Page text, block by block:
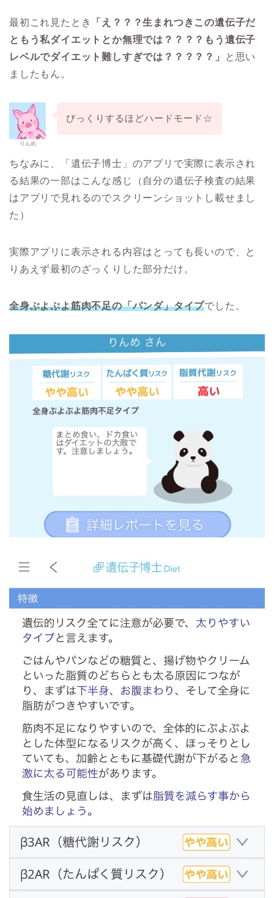
最初これ見たとき
「え？？？生まれつきこの遺伝子だ
ともう私ダイエットとか無理では？？？？もう遺伝子
レベルでダイエット難しすぎでは？？？？？」
と思い
ましたもん。
りんめ
びっくりするほどハードモード☆
ちなみに、「遺伝子博士」のアプリで実際に表示され
る結果の一部はこんな感じ（自分の遺伝子検査の結果
はアプリで見れるのでスクリーンショットし載せまし
た）
実際アプリに表示される内容はとっても長いので、と
りあえず最初のざっくりした部分だけ。
全身ぶよぶよ筋肉不足の「パンダ」タイプでした。